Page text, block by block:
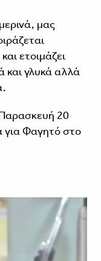
μας
ετοιμάζει
και γλυκά αλλά
20
για Φαγητό στο